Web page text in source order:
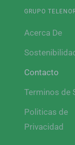
GRUPO
Acerca De
Contacto
Terminos de
Politicas de
Privacidad